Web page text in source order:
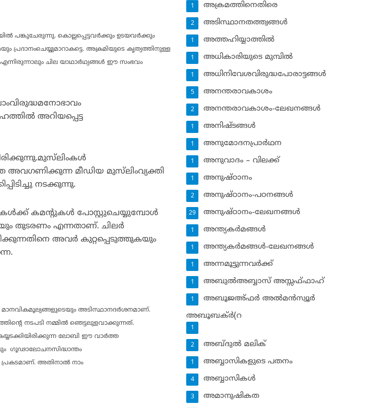
പങ്കുചേരുന്നു. കൊല്ലപ്പെട്ടവര്‍ക്കും ഉടയവര്‍ക്കും
അക്രമിയുടെ കൃത്യത്തിനുള്ള
ചില യാഥാര്‍ഥ്യങ്ങള്‍ ഈ സംഭവം
അറിയപ്പെട്ട
അവഗണിക്കുന്ന മീഡിയ മുസ്‌ലിംവ്യക്തി
നടക്കുന്നു.
കമന്റുകള്‍ പോസ്റ്റുചെയ്യുമ്പോള്‍
തുടരണം എന്നതാണ്. ചിലര്‍
അവര്‍ കുറ്റപ്പെടുത്തുകയും
മാനവികമൂല്യങ്ങളുടെയും അടിസ്ഥാനദര്‍ശനമാണ്.
നടപടി നമ്മില്‍ ഞെട്ടലുളവാക്കുന്നത്.
ലോബി ഈ വാര്‍ത്ത
ഗൂഢാലോചനസിദ്ധാന്തം
പ്രകടമാണ്.അതിനാല്‍ നാം
അക്രമത്തിനെതിരെ
1
അടിസ്ഥാനതത്ത്വങ്ങള്‍
2
അത്തഹിയ്യാത്തില്‍
1
അധികാരിയുടെ മുമ്പില്‍
1
അധിനിവേശവിരുദ്ധപോരാട്ടങ്ങള്‍
1
അനന്തരാവകാശം
5
അനന്തരാവകാശം-ലേഖനങ്ങള്‍
2
അനിഷ്ടങ്ങള്‍
1
അനുമോദനപ്രാര്‍ഥന
1
അനുവാദം – വിലക്ക്‌
1
അനുഷ്ഠാനം
1
അനുഷ്ഠാനം-പഠനങ്ങള്‍
2
അനുഷ്ഠാനം-ലേഖനങ്ങള്‍
29
അന്ത്യകര്‍മങ്ങള്‍
1
അന്ത്യകര്‍മങ്ങള്‍-ലേഖനങ്ങള്‍
1
അന്നമൂട്ടുന്നവര്‍ക്ക്
1
അബുല്‍അബ്ബാസ് അസ്സഫ്ഫാഹ്‌
1
അബൂജഅ്ഫര്‍ അല്‍മന്‍സ്വൂര്‍
1
അബൂബക്ര്‍(റ
1
അബ്ദുല്‍ മലിക്‌
2
അബ്ബാസികളുടെ പതനം
1
അബ്ബാസികള്‍
4
അമാനുഷികത
3